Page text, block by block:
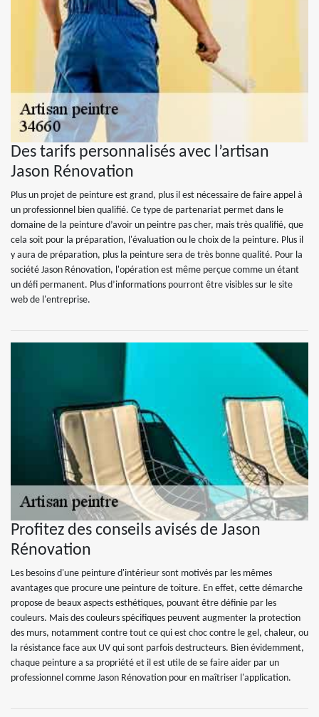
Des tarifs personnalisés avec l’artisan
Jason Rénovation
Plus un projet de peinture est grand, plus il est nécessaire de faire appel à
un professionnel bien qualifié. Ce type de partenariat permet dans le
domaine de la peinture d’avoir un peintre pas cher, mais très qualifié, que
cela soit pour la préparation, l'évaluation ou le choix de la peinture. Plus il
y aura de préparation, plus la peinture sera de très bonne qualité. Pour la
société Jason Rénovation, l'opération est même perçue comme un étant
un défi permanent. Plus d’informations pourront être visibles sur le site
web de l'entreprise.
Profitez des conseils avisés de Jason
Rénovation
Les besoins d'une peinture d'intérieur sont motivés par les mêmes
avantages que procure une peinture de toiture. En effet, cette démarche
propose de beaux aspects esthétiques, pouvant être définie par les
couleurs. Mais des couleurs spécifiques peuvent augmenter la protection
des murs, notamment contre tout ce qui est choc contre le gel, chaleur, ou
la résistance face aux UV qui sont parfois destructeurs. Bien évidemment,
chaque peinture a sa propriété et il est utile de se faire aider par un
professionnel comme Jason Rénovation pour en maîtriser l'application.